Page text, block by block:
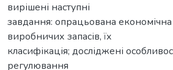
вирішені наступні
завдання: опрацьована економічна
виробничих запасів, їх
класифікація; досліджені
регулювання